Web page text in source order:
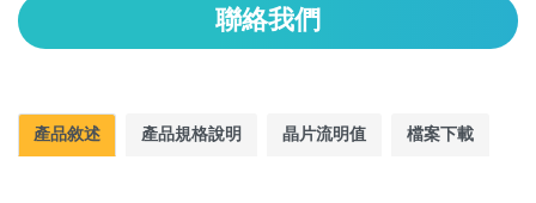
聯絡我們
產品敘述 產品規格說明 晶片流明值 檔案下載